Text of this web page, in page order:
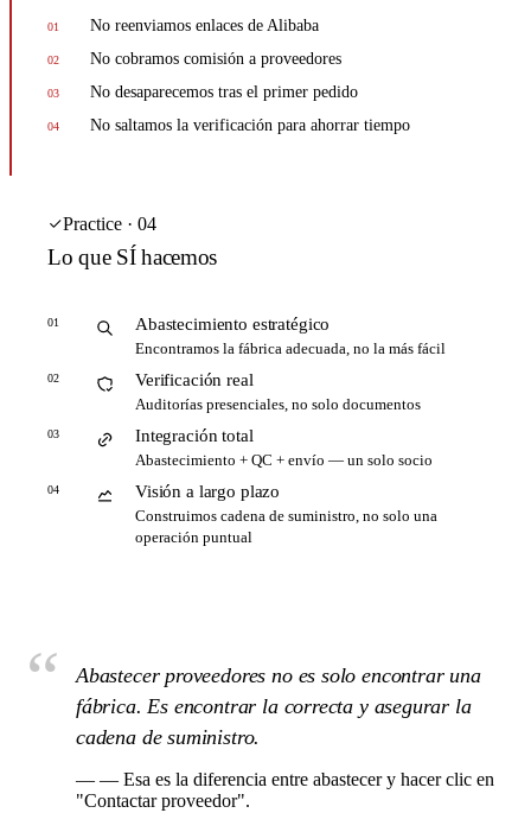
01 No reenviamos enlaces de Alibaba
02 No cobramos comisión a proveedores
03 No desaparecemos tras el primer pedido
04 No saltamos la verificación para ahorrar tiempo
Practice · 04
Lo que SÍ hacemos
01 Abastecimiento estratégico
Encontramos la fábrica adecuada, no la más fácil
02 Verificación real
Auditorías presenciales, no solo documentos
03 Integración total
Abastecimiento + QC + envío — un solo socio
04 Visión a largo plazo
Construimos cadena de suministro, no solo una
operación puntual
“
Abastecer proveedores no es solo encontrar una
fábrica. Es encontrar la correcta y asegurar la
cadena de suministro.
— — Esa es la diferencia entre abastecer y hacer clic en
"Contactar proveedor".